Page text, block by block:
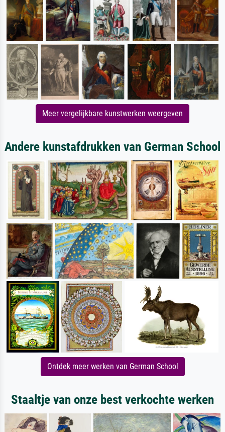
Meer vergelijkbare kunstwerken weergeven
Andere kunstafdrukken van German School
Ontdek meer werken van German School
Staaltje van onze best verkochte werken